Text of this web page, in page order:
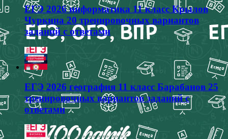
ЕГЭ 2026 информатика 11 класс Крылов
Чуркина 20 тренировочных вариантов
заданий с ответами
ЕГЭ 2026 география 11 класс Барабанов 25
тренировочных вариантов заданий с
ответами